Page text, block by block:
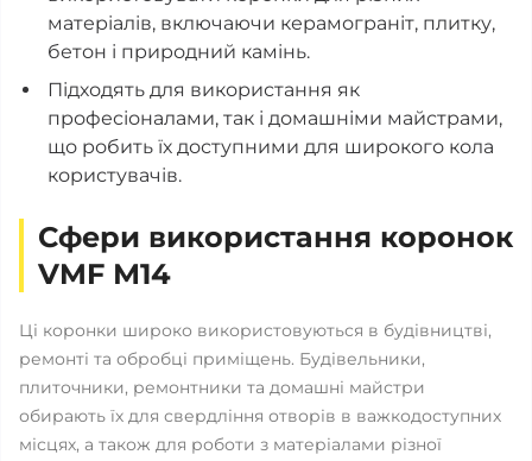
матеріалів, включаючи керамограніт, плитку,
бетон і природний камінь.
Підходять для використання як
професіоналами, так і домашніми майстрами,
що робить їх доступними для широкого кола
користувачів.
Сфери використання коронок
VMF М14
Ці коронки широко використовуються в будівництві,
ремонті та обробці приміщень. Будівельники,
плиточники, ремонтники та домашні майстри
обирають їх для свердління отворів в важкодоступних
місцях, а також для роботи з матеріалами різної